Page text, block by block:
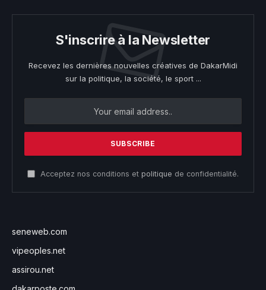
S'inscrire à la Newsletter
Recevez les dernières nouvelles créatives de DakarMidi
sur la politique, la société, le sport ...
Acceptez nos conditions et politique de confidentialité.
seneweb.com
vipeoples.net
assirou.net